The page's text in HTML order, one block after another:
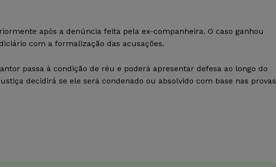
após a denúncia feita pela ex-companheira. O caso ganhou
com a formalização das acusações.
passa à condição de réu e poderá apresentar defesa ao longo do
decidirá se ele será condenado ou absolvido com base nas provas